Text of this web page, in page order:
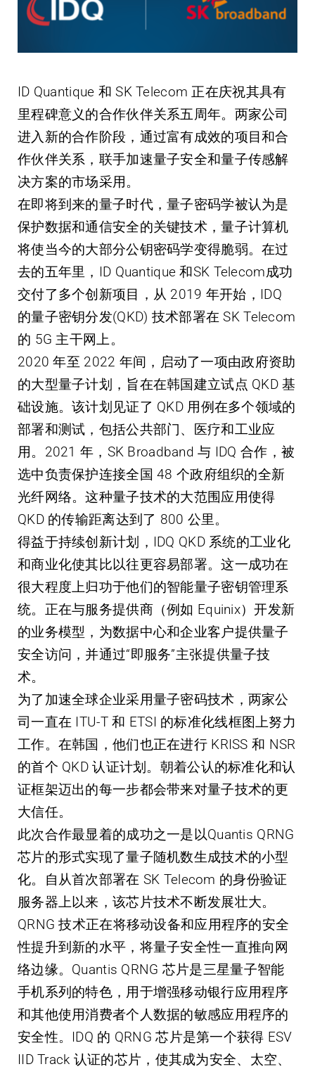
ID Quantique 和 SK Telecom 正在庆祝其具有
里程碑意义的合作伙伴关系五周年。两家公司
进入新的合作阶段，通过富有成效的项目和合
作伙伴关系，联手加速量子安全和量子传感解
决方案的市场采用。
在即将到来的量子时代，量子密码学被认为是
保护数据和通信安全的关键技术，量子计算机
将使当今的大部分公钥密码学变得脆弱。在过
去的五年里，ID Quantique 和SK Telecom成功
交付了多个创新项目，从 2019 年开始，IDQ
的量子密钥分发(QKD) 技术部署在 SK Telecom
的 5G 主干网上。
2020 年至 2022 年间，启动了一项由政府资助
的大型量子计划，旨在在韩国建立试点 QKD 基
础设施。该计划见证了 QKD 用例在多个领域的
部署和测试，包括公共部门、医疗和工业应
用。2021 年，SK Broadband 与 IDQ 合作，被
选中负责保护连接全国 48 个政府组织的全新
光纤网络。这种量子技术的大范围应用使得
QKD 的传输距离达到了 800 公里。
得益于持续创新计划，IDQ QKD 系统的工业化
和商业化使其比以往更容易部署。这一成功在
很大程度上归功于他们的智能量子密钥管理系
统。正在与服务提供商（例如 Equinix）开发新
的业务模型，为数据中心和企业客户提供量子
安全访问，并通过“即服务”主张提供量子技
术。
为了加速全球企业采用量子密码技术，两家公
司一直在 ITU-T 和 ETSI 的标准化线框图上努力
工作。在韩国，他们也正在进行 KRISS 和 NSR
的首个 QKD 认证计划。朝着公认的标准化和认
证框架迈出的每一步都会带来对量子技术的更
大信任。
此次合作最显着的成功之一是以Quantis QRNG
芯片的形式实现了量子随机数生成技术的小型
化。自从首次部署在 SK Telecom 的身份验证
服务器上以来，该芯片技术不断发展壮大。
QRNG 技术正在将移动设备和应用程序的安全
性提升到新的水平，将量子安全性一直推向网
络边缘。Quantis QRNG 芯片是三星量子智能
手机系列的特色，用于增强移动银行应用程序
和其他使用消费者个人数据的敏感应用程序的
安全性。IDQ 的 QRNG 芯片是第一个获得 ESV
IID Track 认证的芯片，使其成为安全、太空、